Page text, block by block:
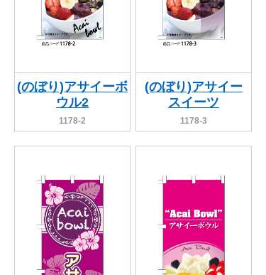
(のぼり)アサイーボ
ウル2
1178-2
(のぼり)アサイー
スイーツ
1178-3